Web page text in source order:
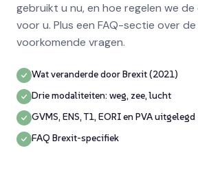
gebruikt u nu, en hoe regelen we
voor u. Plus een FAQ-sectie over
voorkomende vragen.
Wat veranderde door Brexit (2021)
Drie modaliteiten: weg, zee, lucht
GVMS, ENS, T1, EORI en PVA uitgelegd
FAQ Brexit-specifiek